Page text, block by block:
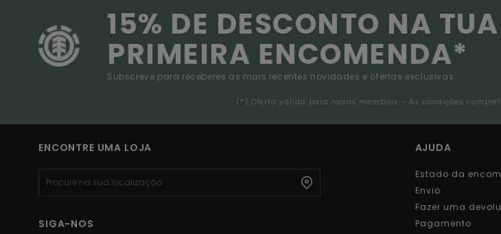
15% DE DESCONTO NA TUA
PRIMEIRA ENCOMENDA*
Subscreve para receberes as mais recentes novidades e ofertas exclusivas.
(*) Oferta válida para novos membros - As condições
ENCONTRE UMA LOJA
SIGA-NOS
AJUDA
Estado da
Envio
Fazer uma
Pagamento